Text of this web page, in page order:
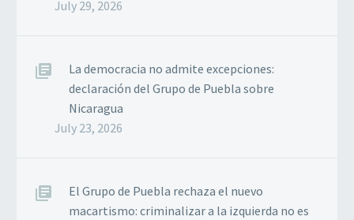
July 29, 2026
La democracia no admite excepciones:
declaración del Grupo de Puebla sobre
Nicaragua
July 23, 2026
El Grupo de Puebla rechaza el nuevo
macartismo: criminalizar a la izquierda no es